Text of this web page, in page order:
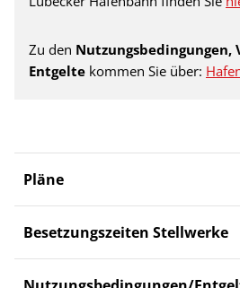
Zu den
Entgelte kommen Sie über:
Pläne
Besetzungszeiten Stellwerke